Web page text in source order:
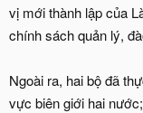
vị mới thành lập của
chính sách quản lý,
Ngoài ra, hai bộ đã
vực biên giới hai